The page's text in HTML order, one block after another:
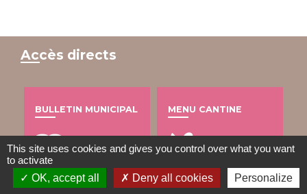
Accès directs
BULLETIN MUNICIPAL
import_contacts
MENU CANTINE
local_dining
This site uses cookies and gives you control over what you want
to activate
OK, accept all
Deny all cookies Personalize